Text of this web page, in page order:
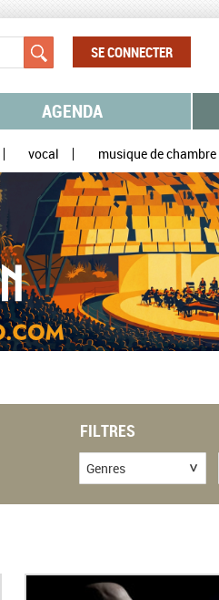
SE CONNECTER
AGENDA
vocal musique de chambre
FILTRES
Genres